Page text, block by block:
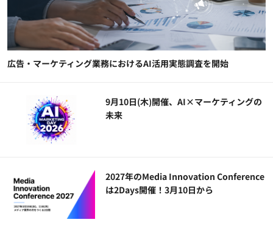
広告・マーケティング業務におけるAI活用実態調査を開始
9月10日(木)開催、AI×マーケティングの
未来
2027年のMedia Innovation Conference
は2Days開催！3月10日から